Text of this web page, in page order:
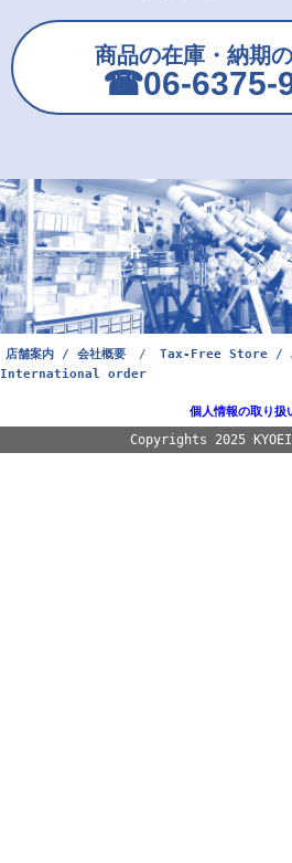
商品の在庫・納期
☎︎06-6375-
店舗案内 / 会社概要 /
Tax-Free Store /
International order
個人情報の取り扱
Copyrights 2025